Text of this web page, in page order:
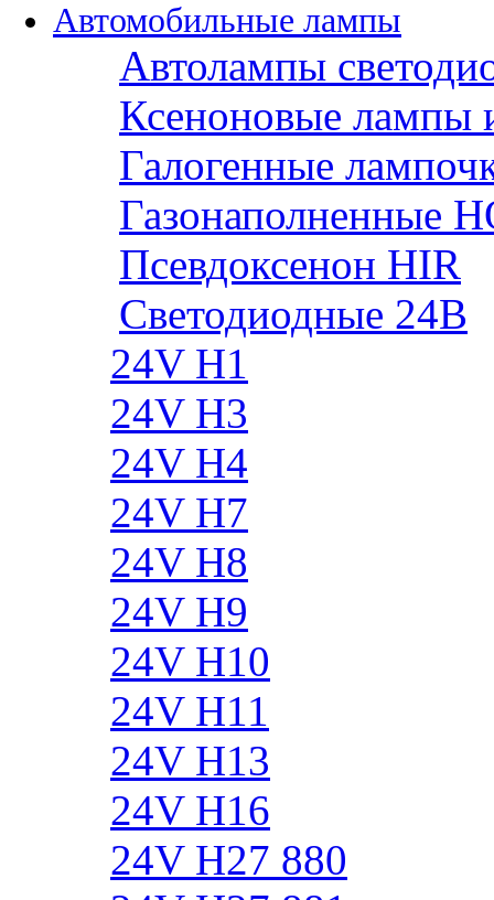
Автомобильные лампы
Автолампы
Ксеноновые лампы
Галогенные
Газонаполненные
Псевдоксенон HIR
Cветодиодные 24B
24V H1
24V H3
24V H4
24V H7
24V H8
24V H9
24V H10
24V H11
24V H13
24V H16
24V H27 880